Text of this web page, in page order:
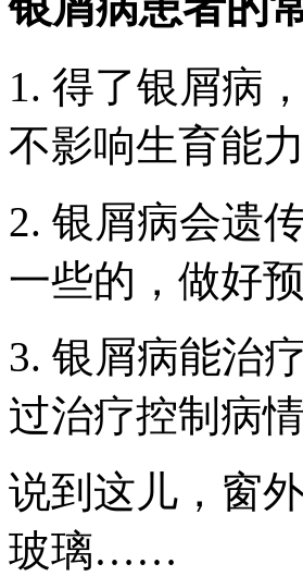
1. 得了银屑病
不影响生育能
2. 银屑病会遗
一些的，做好
3. 银屑病能治
过治疗控制病
说到这儿，窗
玻璃……